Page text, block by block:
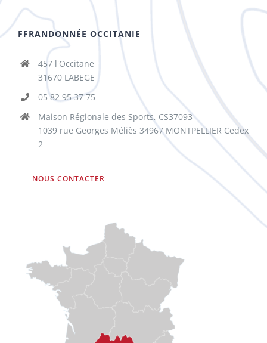
FFRANDONNÉE OCCITANIE
457 l'Occitane
31670 LABEGE
05 82 95 37 75
Maison Régionale des Sports, CS37093
1039 rue Georges Méliès 34967 MONTPELLIER Cedex
2
NOUS CONTACTER